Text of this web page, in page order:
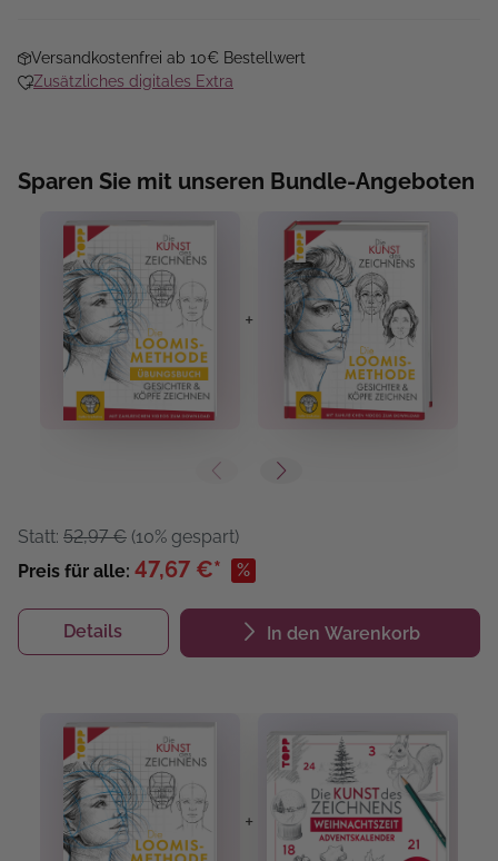
Versandkostenfrei ab 10€ Bestellwert
Zusätzliches digitales Extra
Sparen Sie mit unseren Bundle-Angeboten
+
Statt: 52,97 € (10% gespart)
Preis für alle: 47,67 €* %
Details In den Warenkorb
+